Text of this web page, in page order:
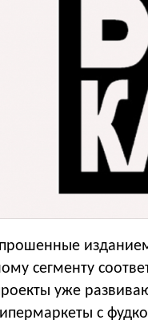
сегменту
уже
с